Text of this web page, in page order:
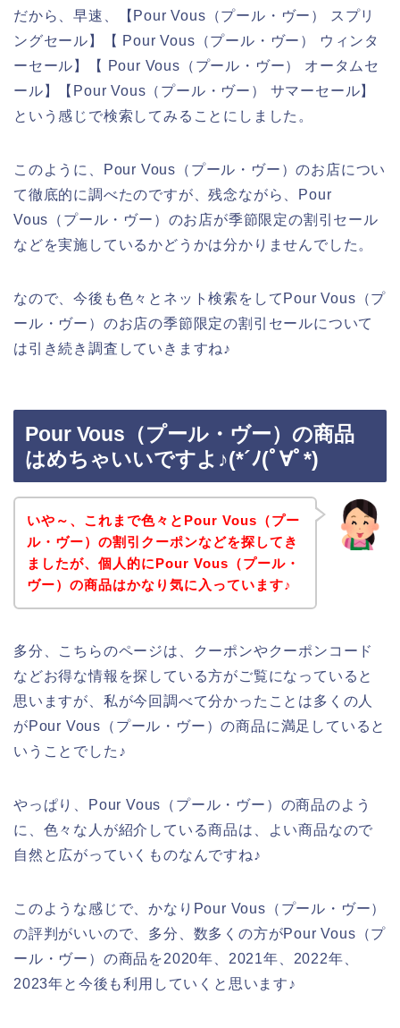
だから、早速、【Pour Vous（プール・ヴー） スプリ
ングセール】【 Pour Vous（プール・ヴー） ウィンタ
ーセール】【 Pour Vous（プール・ヴー） オータムセ
ール】【Pour Vous（プール・ヴー） サマーセール】
という感じで検索してみることにしました。
このように、Pour Vous（プール・ヴー）のお店につい
て徹底的に調べたのですが、残念ながら、Pour
Vous（プール・ヴー）のお店が季節限定の割引セール
などを実施しているかどうかは分かりませんでした。
なので、今後も色々とネット検索をしてPour Vous（プ
ール・ヴー）のお店の季節限定の割引セールについて
は引き続き調査していきますね♪
Pour Vous（プール・ヴー）の商品
はめちゃいいですよ♪(*´ﾉ(ﾟ∀ﾟ*)
いや～、これまで色々とPour Vous（プー
ル・ヴー）の割引クーポンなどを探してき
ましたが、個人的にPour Vous（プール・
ヴー）の商品はかなり気に入っています♪
多分、こちらのページは、クーポンやクーポンコード
などお得な情報を探している方がご覧になっていると
思いますが、私が今回調べて分かったことは多くの人
がPour Vous（プール・ヴー）の商品に満足していると
いうことでした♪
やっぱり、Pour Vous（プール・ヴー）の商品のよう
に、色々な人が紹介している商品は、よい商品なので
自然と広がっていくものなんですね♪
このような感じで、かなりPour Vous（プール・ヴー）
の評判がいいので、多分、数多くの方がPour Vous（プ
ール・ヴー）の商品を2020年、2021年、2022年、
2023年と今後も利用していくと思います♪